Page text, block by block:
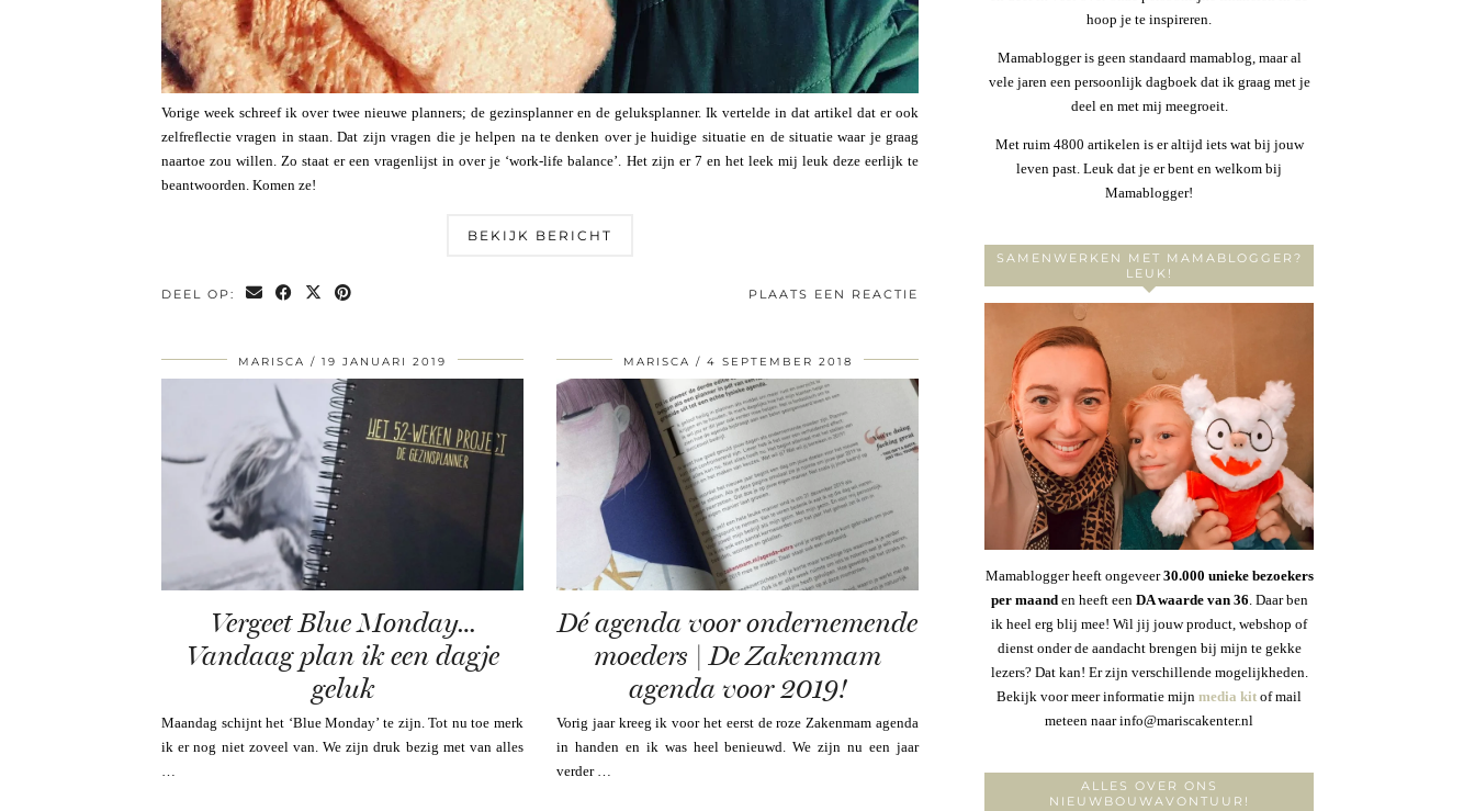
Vorige week schreef ik over twee nieuwe planners; de gezinsplanner en de geluksplanner. Ik vertelde in dat artikel dat er ook
zelfreflectie vragen in staan. Dat zijn vragen die je helpen na te denken over je huidige situatie en de situatie waar je graag
naartoe zou willen. Zo staat er een vragenlijst in over je ‘work-life balance’. Het zijn er 7 en het leek mij leuk deze eerlijk te
beantwoorden. Komen ze!
BEKIJK BERICHT
DEEL OP: PLAATS EEN REACTIE
MARISCA 19 JANUARI 2019
Vergeet Blue Monday…
Vandaag plan ik een dagje
geluk
Maandag schijnt het ‘Blue Monday’ te zijn. Tot nu toe merk
ik er nog niet zoveel van. We zijn druk bezig met van alles
MARISCA 4 SEPTEMBER 2018
Dé agenda voor ondernemende
moeders | De Zakenmam
agenda voor 2019!
Vorig jaar kreeg ik voor het eerst de roze Zakenmam agenda
in handen en ik was heel benieuwd. We zijn nu een jaar
verder …
hoop je te inspireren.
Mamablogger is geen standaard mamablog, maar al
vele jaren een persoonlijk dagboek dat ik graag met je
deel en met mij meegroeit.
Met ruim 4800 artikelen is er altijd iets wat bij jouw
leven past. Leuk dat je er bent en welkom bij
Mamablogger!
SAMENWERKEN MET MAMABLOGGER?
LEUK!
Mamablogger heeft ongeveer30.000 unieke bezoekers
per maanden heeft een DA waarde van 36. Daar ben
ik heel erg blij mee! Wil jij jouw product, webshop of
dienst onder de aandacht brengen bij mijn te gekke
lezers? Dat kan! Er zijn verschillende mogelijkheden.
Bekijk voor meer informatie mijn media kit of mail
meteen naar info@mariscakenter.nl
ALLES OVER ONS
NIEUWBOUWAVONTUUR!